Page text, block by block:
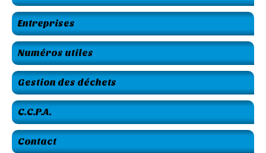
Entreprises
Numéros utiles
Gestion des déchets
C.C.P.A.
Contact